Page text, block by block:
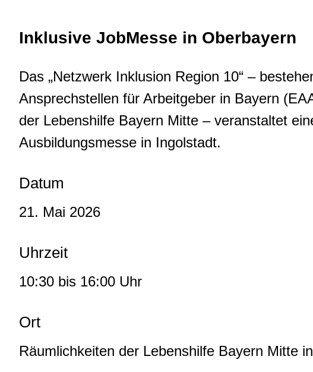
Inklusive JobMesse in Oberbayern
Das „Netzwerk Inklusion Region 10“ –
Ansprechstellen für Arbeitgeber in Bayern
der Lebenshilfe Bayern Mitte – veranstaltet
Ausbildungsmesse in Ingolstadt.
Datum
21. Mai 2026
Uhrzeit
10:30 bis 16:00 Uhr
Ort
Räumlichkeiten der Lebenshilfe Bayern Mitte